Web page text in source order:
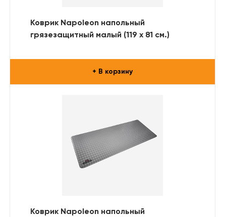
Коврик Napoleon напольный
грязезащитный малый (119 х 81 см.)
+ В корзину
Коврик Napoleon напольный